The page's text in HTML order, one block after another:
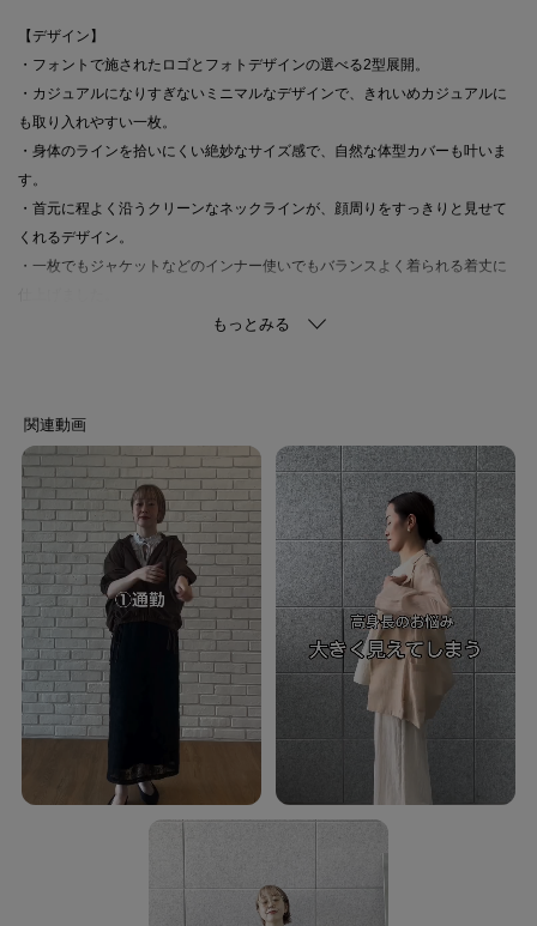
【デザイン】
・フォントで施されたロゴとフォトデザインの選べる2型展開。
・カジュアルになりすぎないミニマルなデザインで、きれいめカジュアルに
も取り入れやすい一枚。
・身体のラインを拾いにくい絶妙なサイズ感で、自然な体型カバーも叶いま
す。
・首元に程よく沿うクリーンなネックラインが、顔周りをすっきりと見せて
くれるデザイン。
・一枚でもジャケットなどのインナー使いでもバランスよく着られる着丈に
・通気性と扱いやすさを兼ね備え、デイリーに着用しやすい素材感。
・型崩れしにくく、綺麗なフォルムを長くキープできる良質感のある素材。
【着こなしポイント】
・ナロースカートを合わせて、縦ラインを意識した大人のきれいめスタイル
に。
・デニムやワイドパンツと合わせた抜け感のあるカジュアルコーデにもおす
すめです。
・ジャケットやシャツのインナーとして取り入れることで程よいアクセント
をプラス。
モデル身長：176cm
気になるアイテムはお気に入り登録がおすすめ！